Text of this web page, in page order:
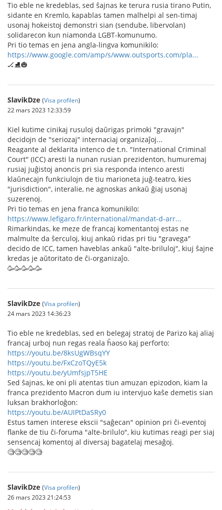
Tio eble ne kredeblas, sed ŝajnas ke terura rusia tirano Putin,
sidante en Kremlo, kapablas tamen malhelpi al sen-timaj
usonaj hokeistoj demonstri sian (sendube, libervolan)
solidarecon kun niamonda LGBT-komunumo.
Pri tio temas en jena angla-lingva komunikilo:
https://www.google.com/amp/s/www.outsports.com/pla...
🏒⛸️🎃
SlavikDze (Visa profilen)
22 mars 2023 12:33:59
Kiel kutime cinikaj rusuloj daŭrigas primoki "gravajn"
decidojn de "seriozaj" internaciaj organizaĵoj...
Reagante al deklarita intenco de t.n. "International Criminal
Court" (ICC) aresti la nunan rusian prezidenton, humuremaj
rusiaj juĝistoj anoncis pri sia responda intenco aresti
klaŭnecajn funkciulojn de tiu marioneta juĝ-teatro, kies
"jurisdiction", interalie, ne agnoskas ankaŭ ĝiaj usonaj
suzerenoj.
Pri tio temas en jena franca komunikilo:
https://www.lefigaro.fr/international/mandat-d-arr...
Rimarkindas, ke meze de francaj komentantoj estas ne
malmulte da ŝerculoj, kiuj ankaŭ ridas pri tiu "gravega"
decido de ICC, tamen haveblas ankaŭ "alte-briluloj", kiuj ŝajne
kredas je aŭtoritato de ĉi-organizaĵo.
🥳🥳🥳🥳🥳
SlavikDze (Visa profilen)
24 mars 2023 14:36:23
Tio eble ne kredeblas, sed en belegaj stratoj de Parizo kaj aliaj
francaj urboj nun regas reala ĥaoso kaj perforto:
https://youtu.be/8ksUgWBsqYY
https://youtu.be/FxCzoTQyE5k
https://youtu.be/yUmfsjpT5HE
Sed ŝajnas, ke oni pli atentas tiun amuzan epizodon, kiam la
franca prezidento Macron dum iu intervjuo kaŝe demetis sian
luksan brakhorloĝon:
https://youtu.be/AUIPtDaSRy0
Estus tamen interese ekscii "saĝecan" opinion pri ĉi-eventoj
flanke de tiu ĉi-foruma "alte-brilulo", kiu kutimas reagi per siaj
sensencaj komentoj al diversaj bagatelaj mesaĝoj.
🧐🧐🧐🧐🧐
SlavikDze (Visa profilen)
26 mars 2023 21:24:53